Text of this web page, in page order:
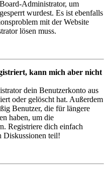
Administrator, um
wurdest. Es ist ebenfalls
mit der Website
lösen muss.
kann mich aber nicht
dein Benutzerkonto aus
oder gelöscht hat. Außerdem
Benutzer, die für längere
haben, um die
Registriere dich einfach
Diskussionen teil!